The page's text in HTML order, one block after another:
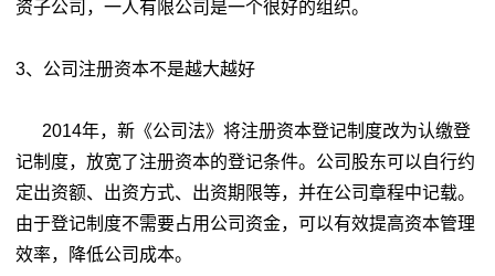
资子公司，一人有限公司是一个很好的组织。
3、公司注册资本不是越大越好
2014年，新《公司法》将注册资本登记制度改为认缴登
记制度，放宽了注册资本的登记条件。公司股东可以自行约
定出资额、出资方式、出资期限等，并在公司章程中记载。
由于登记制度不需要占用公司资金，可以有效提高资本管理
效率，降低公司成本。